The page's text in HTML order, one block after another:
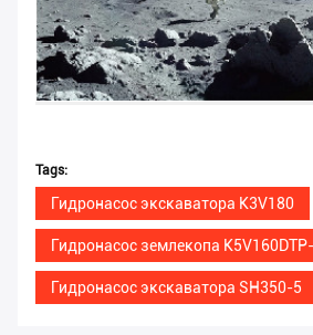
Tags:
Гидронасос экскаватора K3V180
Гидронасос землекопа
Гидронасос экскаватора SH350-5